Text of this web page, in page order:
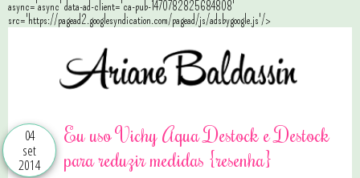
async='async' data-ad-client='ca-pub-1470782825684808'
src='https://pagead2.googlesyndication.com/pagead/js/adsbygoogle.js'/>
04
set
2014
Eu uso Vichy Aqua Destock e Destock
para reduzir medidas {resenha}